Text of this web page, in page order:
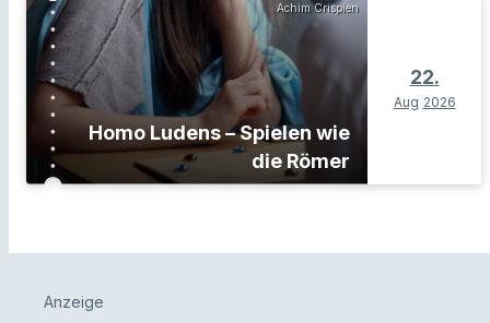
Achim Crispien
Homo Ludens – Spielen wie
die Römer
22.
Aug 2026
Anzeige